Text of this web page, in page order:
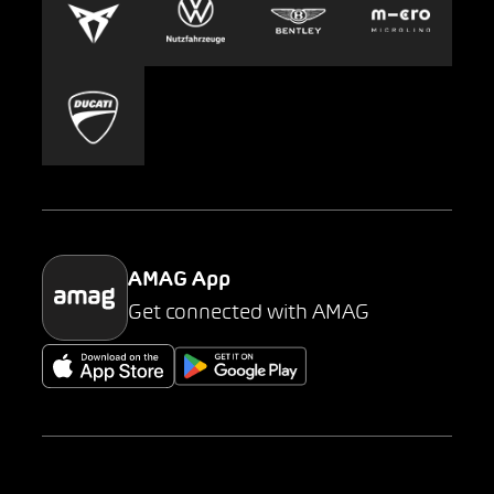
Carsharing
Mobility-as-a-Service
Parking
AMAG App
Get connected with AMAG